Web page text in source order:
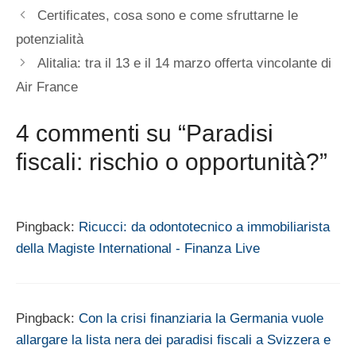
Certificates, cosa sono e come sfruttarne le
potenzialità
Alitalia: tra il 13 e il 14 marzo offerta vincolante di
Air France
4 commenti su “Paradisi
fiscali: rischio o opportunità?”
Pingback: Ricucci: da odontotecnico a immobiliarista
della Magiste International - Finanza Live
Pingback: Con la crisi finanziaria la Germania vuole
allargare la lista nera dei paradisi fiscali a Svizzera e